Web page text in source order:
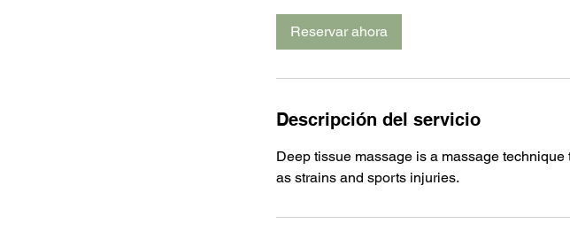
0
n
Reservar ahora
Descripción del servicio
Deep tissue massage is a massage
as strains and sports injuries.